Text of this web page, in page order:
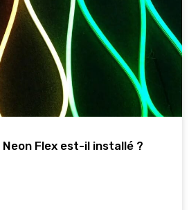
Neon Flex est-il installé ?